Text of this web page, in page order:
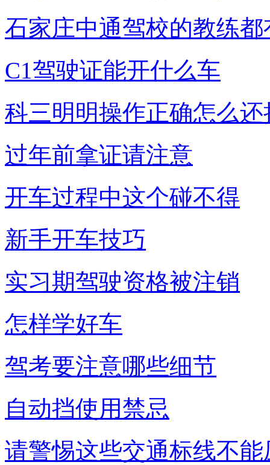
石家庄中通驾校的教练都
C1驾驶证能开什么车
科三明明操作正确怎么还
过年前拿证请注意
开车过程中这个碰不得
新手开车技巧
实习期驾驶资格被注销
怎样学好车
驾考要注意哪些细节
自动挡使用禁忌
请警惕这些交通标线不能